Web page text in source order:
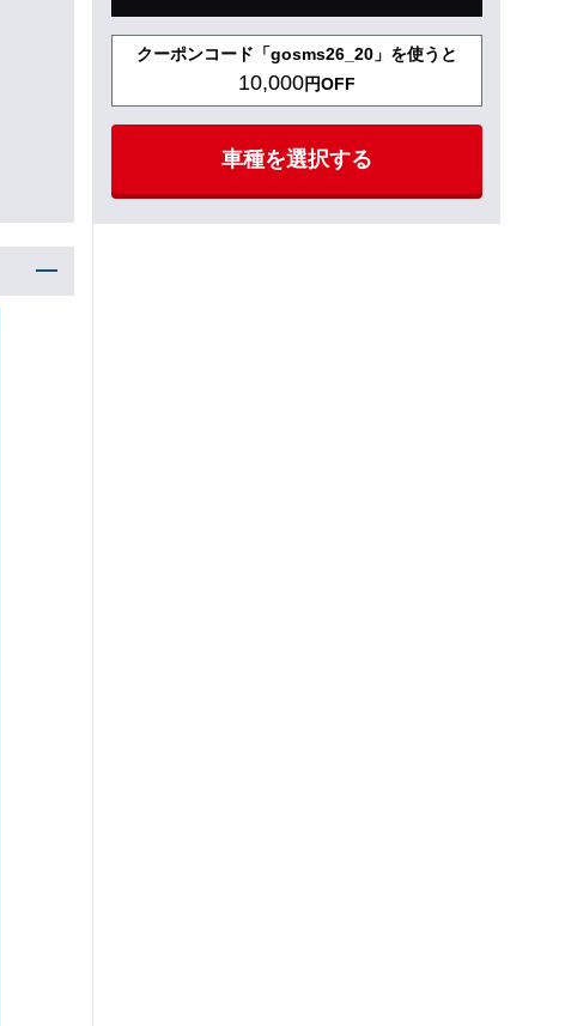
クーポンコード「gosms26_20」を使うと
10,000円OFF
車種を選択する